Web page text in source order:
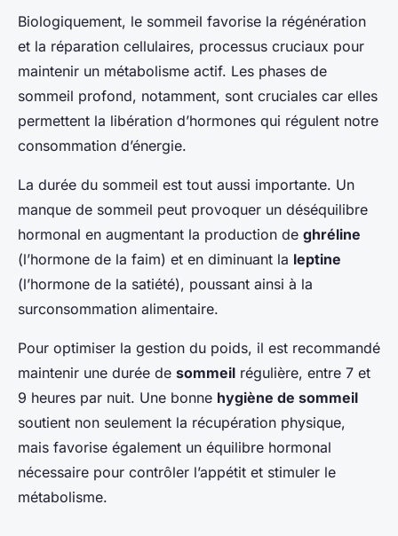
Biologiquement, le sommeil favorise la régénération
et la réparation cellulaires, processus cruciaux pour
maintenir un métabolisme actif. Les phases de
sommeil profond, notamment, sont cruciales car elles
permettent la libération d’hormones qui régulent notre
consommation d’énergie.
La durée du sommeil est tout aussi importante. Un
manque de sommeil peut provoquer un déséquilibre
hormonal en augmentant la production de ghréline
(l’hormone de la faim) et en diminuant la leptine
(l’hormone de la satiété), poussant ainsi à la
surconsommation alimentaire.
Pour optimiser la gestion du poids, il est recommandé
maintenir une durée de sommeil régulière, entre 7 et
9 heures par nuit. Une bonne hygiène de sommeil
soutient non seulement la récupération physique,
mais favorise également un équilibre hormonal
nécessaire pour contrôler l’appétit et stimuler le
métabolisme.